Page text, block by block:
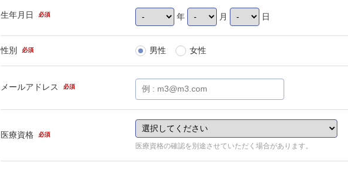
生年月日 必須 年 月 日
性別 必須 男性 女性
メールアドレス 必須
医療資格 必須
医療資格の確認を別途させていただく場合があります。